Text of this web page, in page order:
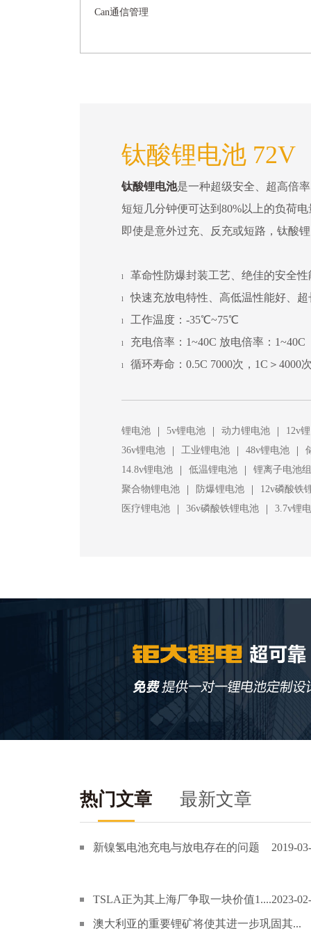
Can通信管理
钛酸锂电池 72V
钛酸锂电池是一种超级安全、超高倍
短短几分钟便可达到80%以上的负荷
即使是意外过充、反充或短路，钛酸
l 革命性防爆封装工艺、绝佳的安全
l 快速充放电特性、高低温性能好、
l 工作温度：-35℃~75℃
l 充电倍率：1~40C 放电倍率：1~40C
l 循环寿命：0.5C 7000次，1C＞4000
锂电池 | 5v锂电池 | 动力锂电池 |
12v
36v锂电池
| 工业锂电池 | 48v锂电池 |
14.8v锂电池
| 低温锂电池 |
锂离子电池组
聚合物锂电池
| 防爆锂电池 |
12v磷酸铁
医疗锂电池
| 36v磷酸铁锂电池 | 3.7v锂
热门文章 最新文章
新镍氢电池充电与放电存在的问题 2019-
TSLA正为其上海厂争取一块价值1....2023-
澳大利亚的重要锂矿将使其进一步巩固其...